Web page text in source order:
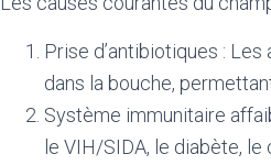
Prise d’antibiotiques :
dans la bouche,
Système immunitaire
le VIH/SIDA, le diabète,